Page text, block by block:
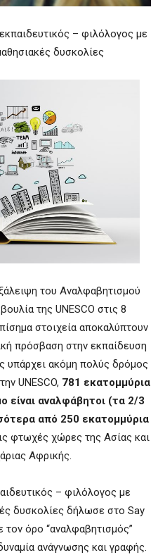
– φιλόλογος με
δυσκολίες
του Αναλφαβητισμού
της UNESCO στις 8
στοιχεία αποκαλύπτουν
πρόσβαση στην εκπαίδευση
υπάρχει ακόμη πολύς δρόμος
UNESCO, 781 εκατομμύρια
είναι αναλφάβητοι (τα 2/3
από 250 εκατομμύρια
φτωχές χώρες της Ασίας και
Αφρικής.
– φιλόλογος με
δυσκολίες δήλωσε στο Say
όρο “αναλφαβητισμός”
ανάγνωσης και γραφής.